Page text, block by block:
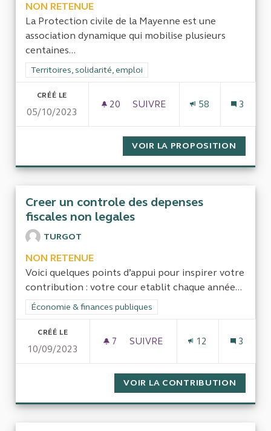
NON RETENUE
La Protection civile de la Mayenne est une
association dynamique qui mobilise plusieurs
centaines...
Filtrer les résultats de la catégorie : Territoires, solidarité,
Territoires, solidarité, emploi
CRÉÉ LE
05/10/2023
20 20 ABONNÉS
SUIVRE
58 3
VOIR LA PROPOSITION
Creer un controle des depenses
fiscales non legales
TURGOT
NON RETENUE
Voici quelques points d’appui pour inspirer votre
contribution : votre cour etablit chaque année...
Filtrer les résultats de la catégorie : Économie & finances
Économie & finances publiques
CRÉÉ LE
10/09/2023
7 7 ABONNÉS
SUIVRE
12 3
VOIR LA CONTRIBUTION